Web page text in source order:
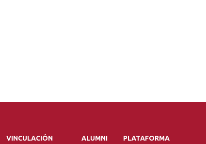
VINCULACIÓN
ALUMNI
PLATAFORMA